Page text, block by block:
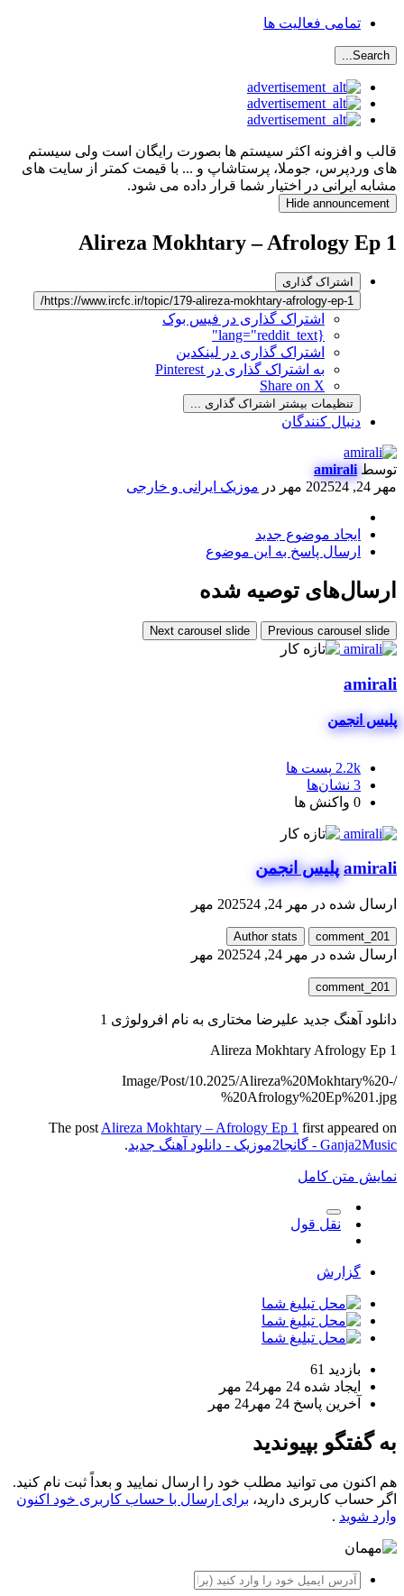
تمامی فعالیت ها
Search...
قالب و افزونه اکثر سیستم ها بصورت رایگان است ولی سیستم
های وردپرس، جوملا، پرستاشاپ و ... با قیمت کمتر از سایت های
مشابه ایرانی در اختیار شما قرار داده می شود.
Hide announcement
Alireza Mokhtary – Afrology Ep 1
اشتراک گذاری
https://www.ircfc.ir/topic/179-alireza-mokhtary-afrology-ep-1/
اشتراک گذاری در فیس بوک
{lang="reddit_text"
اشتراک گذاری در لینکدین
به اشتراک گذاری در Pinterest
Share on X
تنظیمات بیشتر اشتراک گذاری ...
دنبال کنندگان
توسطamirali
مهر 24, 2025
24 مهر در موزیک ایرانی و خارجی
ایجاد موضوع جدید
ارسال پاسخ به این موضوع
ارسال‌های توصیه شده
Previous carousel slide
Next carousel slide
amirali
پلیس انجمن
2.2k پست ها
3 نشان‌ها
0 واکنش ها
amirali پلیس انجمن
ارسال شده در مهر 24, 2025 24 مهر
comment_201
Author stats
ارسال شده در مهر 24, 2025 24 مهر
comment_201
دانلود آهنگ جدید علیرضا مختاری به نام افرولوژی 1
Alireza Mokhtary Afrology Ep 1
/Image/Post/10.2025/Alireza%20Mokhtary%20-
%20Afrology%20Ep%201.jpg
The post Alireza Mokhtary – Afrology Ep 1 first appeared on
Ganja2Music - گانجا2موزیک - دانلود آهنگ جدید
.
نمایش متن کامل
نقل قول
گزارش
بازدید 61
ایجاد شده 24 مهر
24 مهر
آخرین پاسخ 24 مهر 24 مهر
به گفتگو بپیوندید
هم اکنون می توانید مطلب خود را ارسال نمایید و بعداً ثبت نام کنید.
اگر حساب کاربری دارید، برای ارسال با حساب کاربری خود اکنون
وارد شوید .